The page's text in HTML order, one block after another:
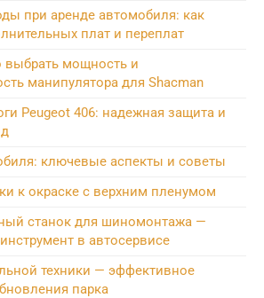
при аренде автомобиля: как
плат и переплат
выбрать мощность и
манипулятора для Shacman
Peugeot 406: надежная защита и
ключевые аспекты и советы
к окраске с верхним пленумом
станок для шиномонтажа —
в автосервисе
техники — эффективное
парка